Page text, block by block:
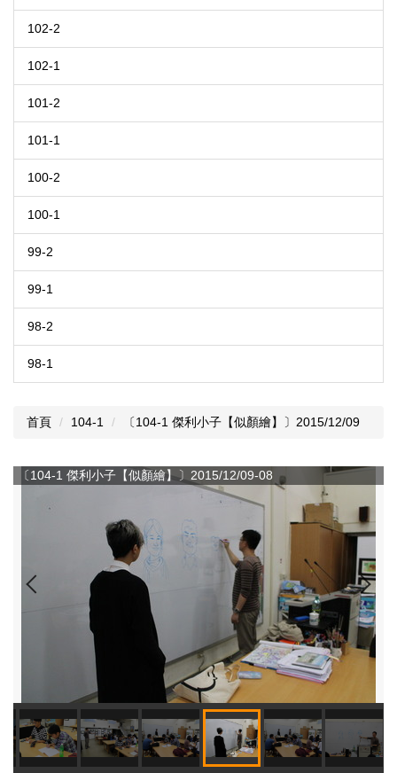
102-2
102-1
101-2
101-1
100-2
100-1
99-2
99-1
98-2
98-1
首頁 104-1 〔104-1 傑利小子【似顏繪】〕2015/12/09
〔104-1 傑利小子【似顏繪】〕2015/12/09-08